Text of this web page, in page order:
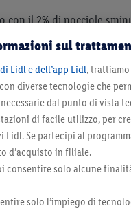
con il 2% di nocciole
acqua, 5,2%
difrumento maltato,
degli acidi grassi,
trattamento della farina:
tracce di uova,
in Germania.
sul
Lidl e dell’app Lidl,
diverse tecnologie che
dal punto di vista
di facile utilizzo, per
Lidl. Se partecipi al
d’acquisto in filiale.
consentire solo alcune
solo l’impiego di